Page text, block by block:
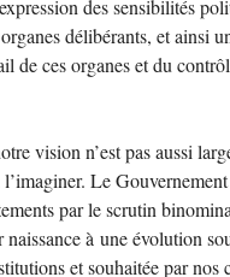
des sensibilités
délibérants, et ainsi
de ces organes et du
vision n’est pas aussi
Le
par le scrutin
à une évolution
et souhaitée par nos